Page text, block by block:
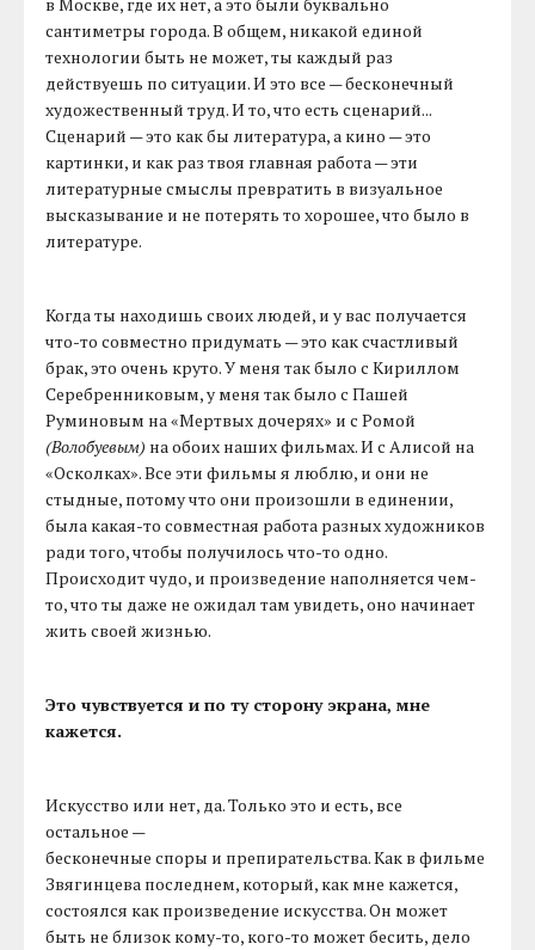
в Москве, где их нет, а это были буквально
сантиметры города. В общем, никакой единой
технологии быть не может, ты каждый раз
действуешь по ситуации. И это все — бесконечный
художественный труд. И то, что есть сценарий...
Сценарий — это как бы литература, а кино — это
картинки, и как раз твоя главная работа — эти
литературные смыслы превратить в визуальное
высказывание и не потерять то хорошее, что было в
литературе.
Когда ты находишь своих людей, и у вас получается
что-то совместно придумать — это как счастливый
брак, это очень круто. У меня так было с Кириллом
Серебренниковым, у меня так было с Пашей
Руминовым на «Мертвых дочерях» и с Ромой
(Волобуевым) на обоих наших фильмах. И с Алисой на
«Осколках». Все эти фильмы я люблю, и они не
стыдные, потому что они произошли в единении,
была какая-то совместная работа разных художников
ради того, чтобы получилось что-то одно.
Происходит чудо, и произведение наполняется чем-
то, что ты даже не ожидал там увидеть, оно начинает
жить своей жизнью.
Это чувствуется и по ту сторону экрана, мне
кажется.
Искусство или нет, да. Только это и есть, все
остальное —
бесконечные споры и препирательства. Как в фильме
Звягинцева последнем, который, как мне кажется,
состоялся как произведение искусства. Он может
быть не близок кому-то, кого-то может бесить, дело